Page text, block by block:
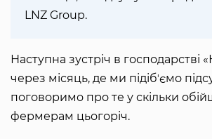
LNZ Group.
Наступна зустріч в господарстві
через місяць, де ми підібʼємо
поговоримо про те у скільки
фермерам цьогоріч.